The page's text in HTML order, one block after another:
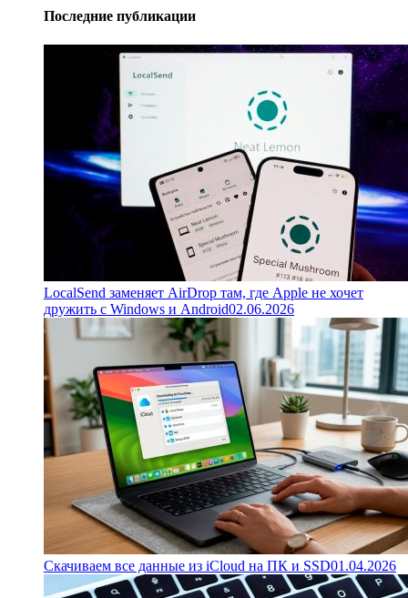
Последние публикации
LocalSend заменяет AirDrop там, где Apple не хочет
дружить с Windows и Android02.06.2026
Скачиваем все данные из iCloud на ПК и SSD01.04.2026